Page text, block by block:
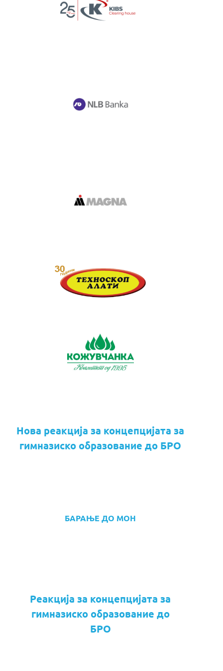
Нова реакција за концепцијата за
гимназиско образование до БРО
БАРАЊЕ ДО МОН
Реакција за концепцијата за
гимназиско образование до
БРО